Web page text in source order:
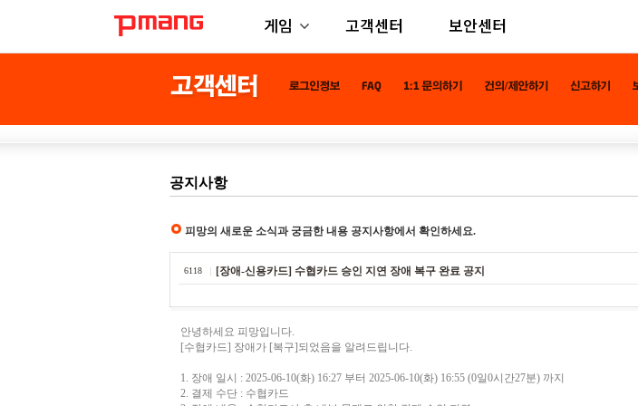
게임 고객센터 보안센터
공지사항
피망의 새로운 소식과 궁금한 내용 공지사항에서 확인하세요.
6118 [장애-신용카드] 수협카드 승인 지연 장애 복구 완료 공지
안녕하세요 피망입니다.
[수협카드] 장애가 [복구]되었음을 알려드립니다.
1. 장애 일시 : 2025-06-10(화) 16:27 부터 2025-06-10(화) 16:55 (0일0시간27분) 까지
2. 결제 수단 : 수협카드